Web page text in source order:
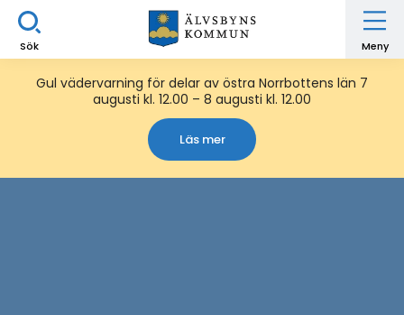
Sök Meny
Gul vädervarning för delar av östra Norrbottens län 7
augusti kl. 12.00 – 8 augusti kl. 12.00
Läs mer